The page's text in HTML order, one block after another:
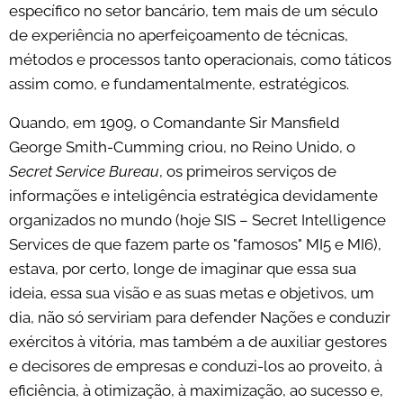
específico no setor bancário, tem mais de um século
de experiência no aperfeiçoamento de técnicas,
métodos e processos tanto operacionais, como táticos
assim como, e fundamentalmente, estratégicos.
Quando, em 1909, o Comandante Sir Mansfield
George Smith-Cumming criou, no Reino Unido, o
Secret Service Bureau, os primeiros serviços de
informações e inteligência estratégica devidamente
organizados no mundo (hoje SIS – Secret Intelligence
Services de que fazem parte os "famosos" MI5 e MI6),
estava, por certo, longe de imaginar que essa sua
ideia, essa sua visão e as suas metas e objetivos, um
dia, não só serviriam para defender Nações e conduzir
exércitos à vitória, mas também a de auxiliar gestores
e decisores de empresas e conduzi-los ao proveito, à
eficiência, à otimização, à maximização, ao sucesso e,